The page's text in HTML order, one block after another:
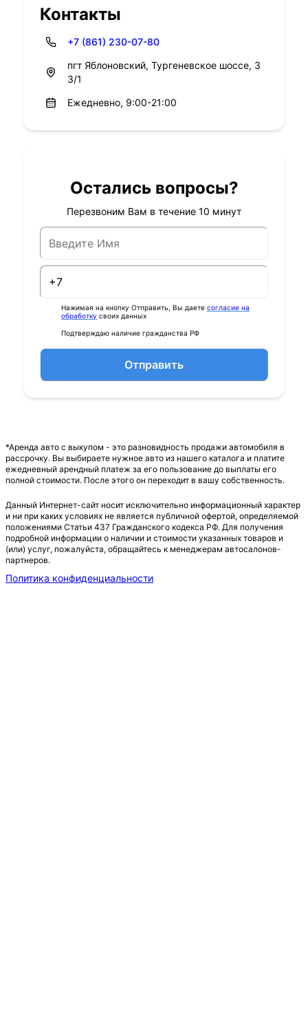
Контакты
+7 (861) 230-07-80
пгт Яблоновский, Тургеневское шоссе, 3
3/1
Ежедневно, 9:00-21:00
Остались вопросы?
Перезвоним Вам в течение 10 минут
Нажимая на кнопку Отправить, Вы даете согласие на
обработку своих данных
Подтверждаю наличие гражданства РФ
Отправить
*Аренда авто с выкупом - это разновидность продажи автомобиля в
рассрочку. Вы выбираете нужное авто из нашего каталога и платите
ежедневный арендный платеж за его пользование до выплаты его
полной стоимости. После этого он переходит в вашу собственность.
Данный Интернет-сайт носит исключительно информационный характер
и ни при каких условиях не является публичной офертой, определяемой
положениями Статьи 437 Гражданского кодекса РФ. Для получения
подробной информации о наличии и стоимости указанных товаров и
(или) услуг, пожалуйста, обращайтесь к менеджерам автосалонов-
партнеров.
Политика конфиденциальности